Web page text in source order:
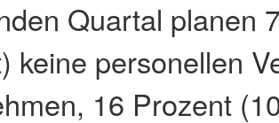
Quartal planen
keine personellen
16 Prozent